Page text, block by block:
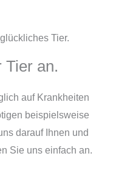
Tier.
Tier an.
auf Krankheiten
beispielsweise
darauf Ihnen und
Sie uns einfach an.